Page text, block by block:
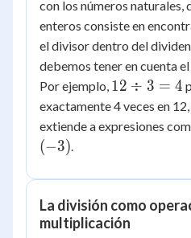
con los números naturales,
enteros consiste en
el divisor dentro del
debemos tener en cuenta
Por ejemplo, 12
\div
3 =
12 ÷ 3 = 4
exactamente 4 veces en
extiende a expresiones
(−3).
La división como
multiplicación